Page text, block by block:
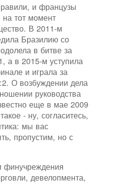
и французы
тот момент
В 2011-м
Бразилию со
в битве за
а в 2015-м уступила
и играла за
О возбуждении дела
руководства
еще в мае 2009
- ну, согласитесь,
мы вас
пропустим, но с
финучреждения
девелопмента,